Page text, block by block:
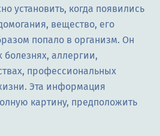
установить, когда появились
вещество, его
попало в организм. Он
болезнях, аллергии,
профессиональных
Эта информация
картину, предположить